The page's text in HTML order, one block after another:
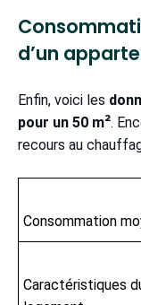
d’un
Enfin, voici les
pour un 50 m².
recours au
Consommation
Caractéristiques